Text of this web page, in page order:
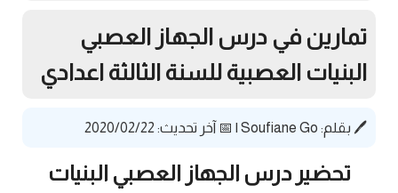
تمارين في درس الجهاز العصبي
البنيات العصبية للسنة الثالثة اعدادي
🖊️ بقلم: Soufiane Go
| 📅 آخر تحديث: 2020/02/22
تحضير درس الجهاز العصبي البنيات